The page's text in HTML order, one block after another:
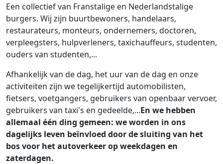
Een collectief van Franstalige en Nederlandstalige
burgers. Wij zijn buurtbewoners, handelaars,
restaurateurs, monteurs, ondernemers, doctoren,
verpleegsters, hulpverleners, taxichauffeurs, studenten,
ouders van studenten,...
Afhankelijk van de dag, het uur van de dag en onze
activiteiten zijn we tegelijkertijd automobilisten,
fietsers, voetgangers, gebruikers van openbaar vervoer,
gebruikers van taxi's en gedeelde,...En we hebben
allemaal één ding gemeen: we worden in ons
dagelijks leven beïnvloed door de sluiting van het
bos voor het autoverkeer op weekdagen en
zaterdagen.